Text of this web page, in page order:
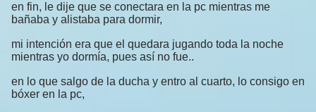
en fin, le dije que se conectara en la pc mientras me
bañaba y alistaba para dormir,
mi intención era que el quedara jugando toda la noche
mientras yo dormía, pues así no fue..
en lo que salgo de la ducha y entro al cuarto, lo consigo en
bóxer en la pc,